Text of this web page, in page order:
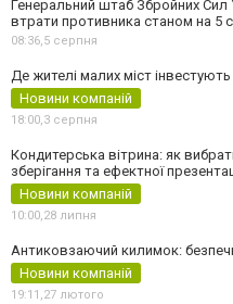
Генеральний штаб Збройних Сил
втрати противника станом на 5
08:36,5 серпня
Де жителі малих міст
Новини компаній
18:00,3 серпня
Кондитерська вітрина: як
зберігання та ефектної
Новини компаній
10:00,28 липня
Антиковзаючий килимок:
Новини компаній
19:11,27 лютого